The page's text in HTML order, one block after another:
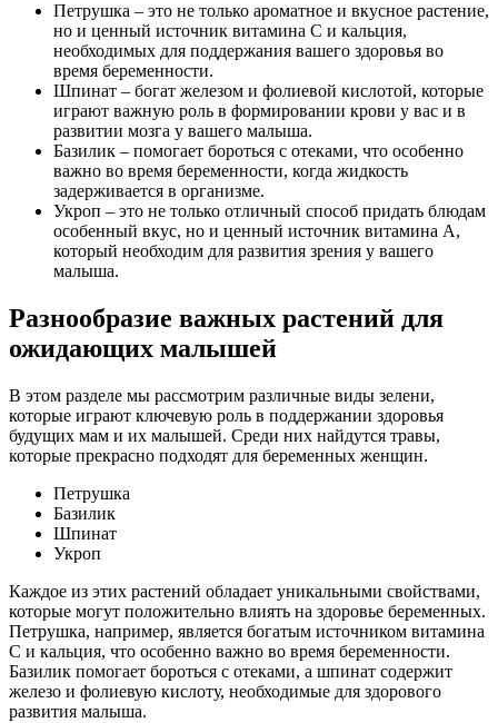
Петрушка – это не только ароматное и вкусное растение,
но и ценный источник витамина С и кальция,
необходимых для поддержания вашего здоровья во
время беременности.
Шпинат – богат железом и фолиевой кислотой, которые
играют важную роль в формировании крови у вас и в
развитии мозга у вашего малыша.
Базилик – помогает бороться с отеками, что особенно
важно во время беременности, когда жидкость
задерживается в организме.
Укроп – это не только отличный способ придать блюдам
особенный вкус, но и ценный источник витамина А,
который необходим для развития зрения у вашего
малыша.
Разнообразие важных растений для
ожидающих малышей
В этом разделе мы рассмотрим различные виды зелени,
которые играют ключевую роль в поддержании здоровья
будущих мам и их малышей. Среди них найдутся травы,
которые прекрасно подходят для беременных женщин.
Петрушка
Базилик
Шпинат
Укроп
Каждое из этих растений обладает уникальными свойствами,
которые могут положительно влиять на здоровье беременных.
Петрушка, например, является богатым источником витамина
C и кальция, что особенно важно во время беременности.
Базилик помогает бороться с отеками, а шпинат содержит
железо и фолиевую кислоту, необходимые для здорового
развития малыша.